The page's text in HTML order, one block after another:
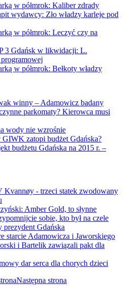
w półmrok: Kaliber zdrady
wydawcy: Zło władzy karleje pod
w półmrok: Leczyć czy na
3 Gdańsk w likwidacji: L.
w półmrok: Bełkoty władzy
winny – Adamowicz badany
parkomaty? Kierowca musi
wody nie wzrośnie
GIWK zatopi budżet Gdańska?
budżetu Gdańska na 2015 r. –
Kvannøy - trzeci statek zwodowany
Amber Gold, to słynne
sobie, kto był na czele
prezydent Gdańska
starcie Adamowicza i Jaworskiego
i Bartelik zawiązali pakt dla
dar serca dla chorych dzieci
Następna strona